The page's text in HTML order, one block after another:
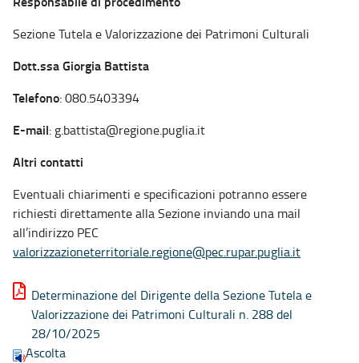
Sezione Tutela e Valorizzazione dei Patrimoni Culturali
Dott.ssa Giorgia Battista
Telefono: 080.5403394
E-mail: g.battista@regione.puglia.it
Altri contatti
Eventuali chiarimenti e specificazioni potranno essere
richiesti direttamente alla Sezione inviando una mail
all’indirizzo PEC
valorizzazioneterritoriale.regione@pec.rupar.puglia.it
Determinazione del Dirigente della Sezione Tutela e
Valorizzazione dei Patrimoni Culturali n. 288 del
28/10/2025
Ascolta